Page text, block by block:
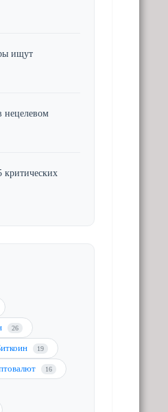
ищут
нецелевом
критических
26
19
16